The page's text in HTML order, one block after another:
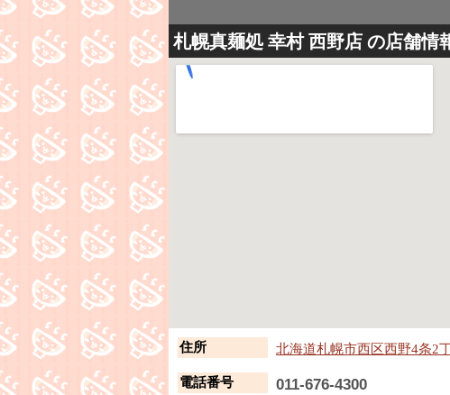
札幌真麺処 幸村 西野店 の店舗情
住所 北海道札幌市西区西野4条2
電話番号 011-676-4300